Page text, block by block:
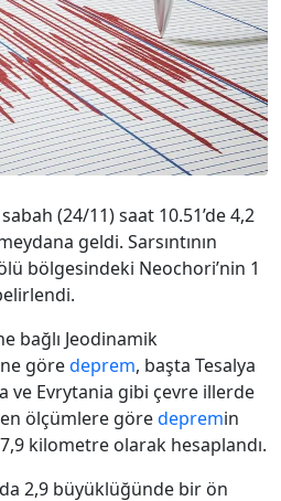
(24/11) saat 10.51’de 4,2
geldi. Sarsıntının
bölgesindeki Neochori’nin 1
bağlı Jeodinamik
göredeprem, başta Tesalya
ve Evrytania gibi çevre illerde
ölçümlere göredepremin
kilometre olarak hesaplandı.
2,9 büyüklüğünde bir ön